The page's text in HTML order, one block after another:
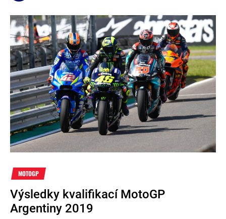
MOTOGP
Výsledky kvalifikací MotoGP
Argentiny 2019